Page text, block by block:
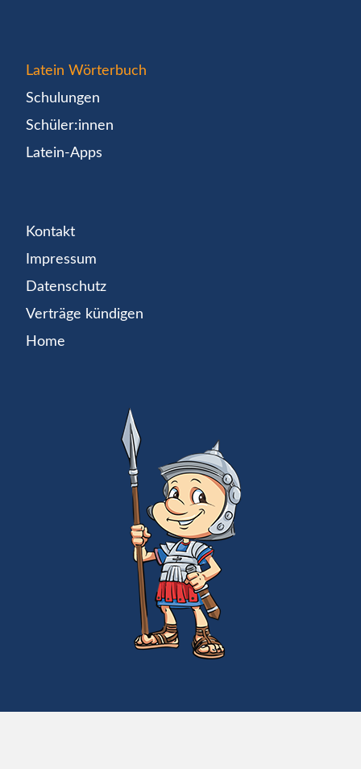
Latein Wörterbuch
Schulungen
Schüler:innen
Latein-Apps
Kontakt
Impressum
Datenschutz
Verträge kündigen
Home